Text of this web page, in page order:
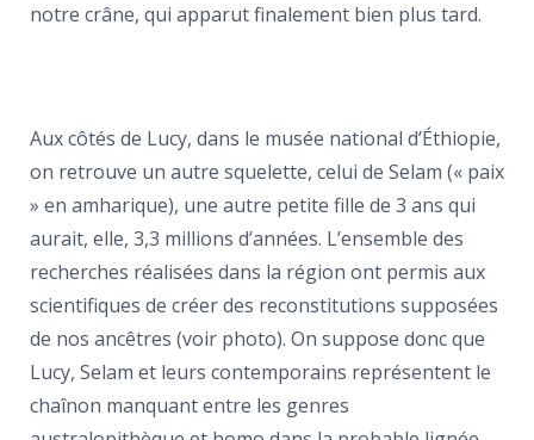
notre crâne, qui apparut finalement bien plus tard.
Aux côtés de Lucy, dans le musée national d’Éthiopie,
on retrouve un autre squelette, celui de Selam (« paix
» en amharique), une autre petite fille de 3 ans qui
aurait, elle, 3,3 millions d’années. L’ensemble des
recherches réalisées dans la région ont permis aux
scientifiques de créer des reconstitutions supposées
de nos ancêtres (voir photo). On suppose donc que
Lucy, Selam et leurs contemporains représentent le
chaînon manquant entre les genres